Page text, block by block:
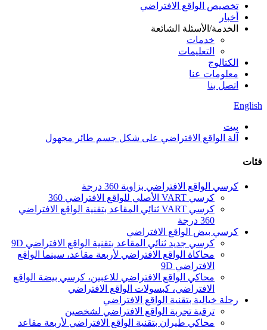
تخصيص الواقع الافتراضي
أخبار
الخدمة/الأسئلة الشائعة
خدمات
التعليمات
الكتالوج
معلومات عنا
اتصل بنا
English
بيت
آلة الواقع الافتراضي على شكل جسم طائر مجهول
فئات
كرسي الواقع الافتراضي بزاوية 360 درجة
كرسي VART الأصلي للواقع الافتراضي 360
كرسي VART ثنائي المقاعد بتقنية الواقع الافتراضي
360 درجة
كرسي بيض الواقع الافتراضي
كرسي جديد ثنائي المقاعد بتقنية الواقع الافتراضي 9D
محاكاة الواقع الافتراضي لأربعة مقاعد، سينما الواقع
الافتراضي 9D
محاكي الواقع الافتراضي للاعبين، كرسي بيضة الواقع
الافتراضي، كبسولات الواقع الافتراضي
رحلة خيالية بتقنية الواقع الافتراضي
ترقية تجربة الواقع الافتراضي لشخصين
محاكي طيران بتقنية الواقع الافتراضي لأربعة مقاعد